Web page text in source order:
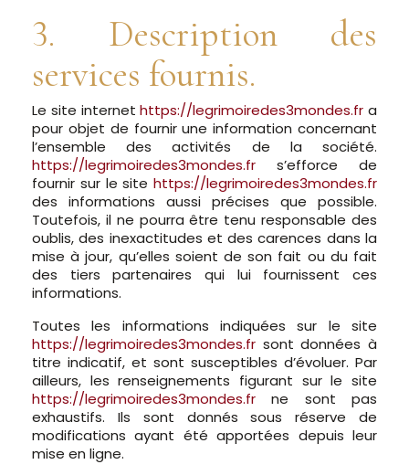
3. Description des
services fournis.
Le site internethttps://legrimoiredes3mondes.fr a
pour objet de fournir une information concernant
l’ensemble des activités de la société.
https://legrimoiredes3mondes.fr s’efforce de
fournir sur le site https://legrimoiredes3mondes.fr
des informations aussi précises que possible.
Toutefois, il ne pourra être tenu responsable des
oublis, des inexactitudes et des carences dans la
mise à jour, qu’elles soient de son fait ou du fait
des tiers partenaires qui lui fournissent ces
informations.
Toutes les informations indiquées sur le site
https://legrimoiredes3mondes.fr sont données à
titre indicatif, et sont susceptibles d’évoluer. Par
ailleurs, les renseignements figurant sur le site
https://legrimoiredes3mondes.fr ne sont pas
exhaustifs. Ils sont donnés sous réserve de
modifications ayant été apportées depuis leur
mise en ligne.